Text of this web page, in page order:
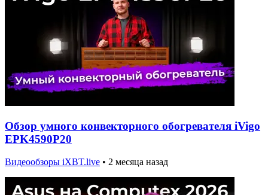
Обзор умного конвекторного обогревателя iVigo
EPK4590P20
Видеообзоры iXBT.live • 2 месяца назад